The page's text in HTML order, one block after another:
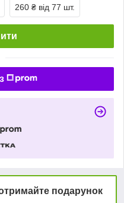
260 ₴ від 77 шт.
подарунок